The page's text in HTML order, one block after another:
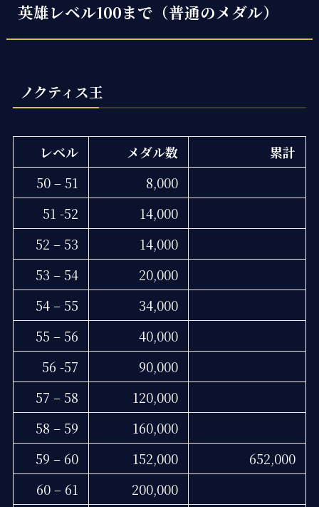
英雄レベル100まで（普通のメダル）
ノクティス王
レベル メダル数
累計
50 – 51
8,000
51 -52
14,000
52 – 53
14,000
53 – 54
20,000
54 – 55
34,000
55 – 56
40,000
56 -57
90,000
57 – 58
120,000
58 – 59
160,000
59 – 60
152,000
652,000
60 – 61
200,000